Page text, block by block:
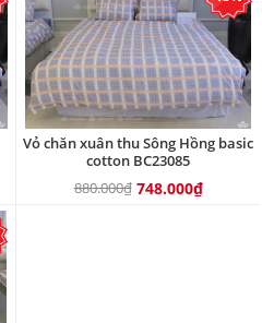
Vỏ chăn xuân thu Sông Hồng basic
cotton BC23085
880.000₫ 748.000₫